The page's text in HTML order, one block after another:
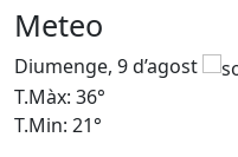
Meteo
Diumenge, 9 d’agost
T.Màx: 36°
T.Min: 21°